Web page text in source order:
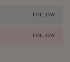
FOLLOW
FOLLOW